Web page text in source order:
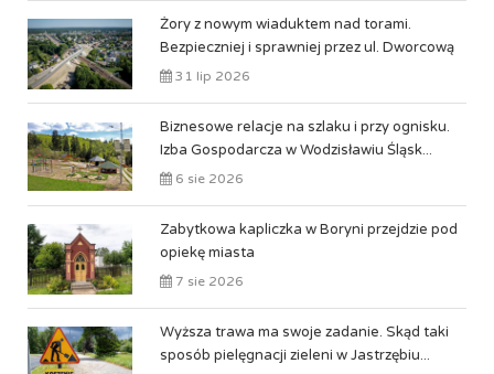
Żory z nowym wiaduktem nad torami.
Bezpieczniej i sprawniej przez ul. Dworcową
31 lip 2026
Biznesowe relacje na szlaku i przy ognisku.
Izba Gospodarcza w Wodzisławiu Śląsk...
6 sie 2026
Zabytkowa kapliczka w Boryni przejdzie pod
opiekę miasta
7 sie 2026
Wyższa trawa ma swoje zadanie. Skąd taki
sposób pielęgnacji zieleni w Jastrzębiu...